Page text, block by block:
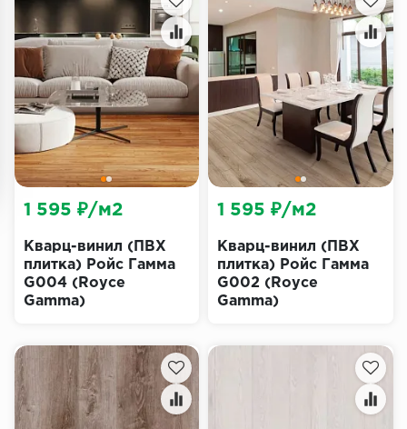
Кварц-винил (ПВХ
плитка) Ройс Гамма
G004 (Royce
Gamma)
1 595 ₽/м2
Кварц-винил (ПВХ
плитка) Ройс Гамма
G002 (Royce
Gamma)
1 595 ₽/м2